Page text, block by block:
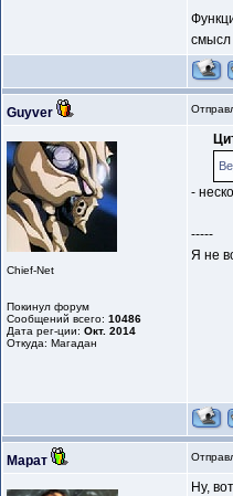
смысл
Guyver
Chief-Net
Покинул форум
Сообщений всего: 10486
Дата рег-ции: Окт. 2014
Откуда: Магадан
-
-----
Я не
Марат
Ну,